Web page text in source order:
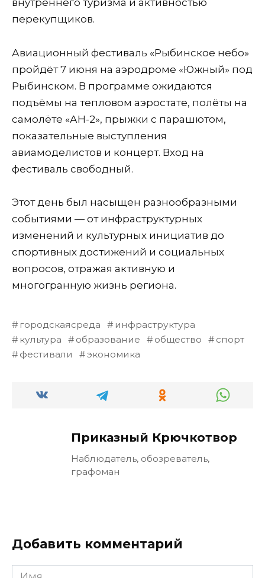
перекупщиков.
Авиационный фестиваль «Рыбинское небо»
пройдёт 7 июня на аэродроме «Южный» под
Рыбинском. В программе ожидаются
подъёмы на тепловом аэростате, полёты на
самолёте «АН-2», прыжки с парашютом,
показательные выступления
авиамоделистов и концерт. Вход на
фестиваль свободный.
Этот день был насыщен разнообразными
событиями — от инфраструктурных
изменений и культурных инициатив до
спортивных достижений и социальных
вопросов, отражая активную и
многогранную жизнь региона.
городскаясреда
инфраструктура
культура
образование общество
спорт
фестивали
экономика
Приказный Крючкотвор
Наблюдатель, обозреватель,
графоман
Добавить комментарий
Имя